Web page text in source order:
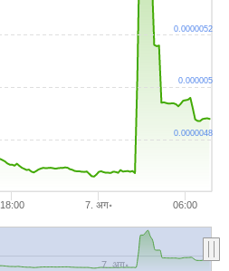
18:00 7. अग॰ 06:00
7. अग॰
0.0000048
0.000005
0.0000052